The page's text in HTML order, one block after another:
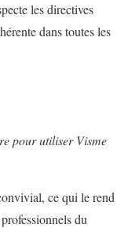
les directives
dans toutes les
pour utiliser Visme
ce qui le rend
du